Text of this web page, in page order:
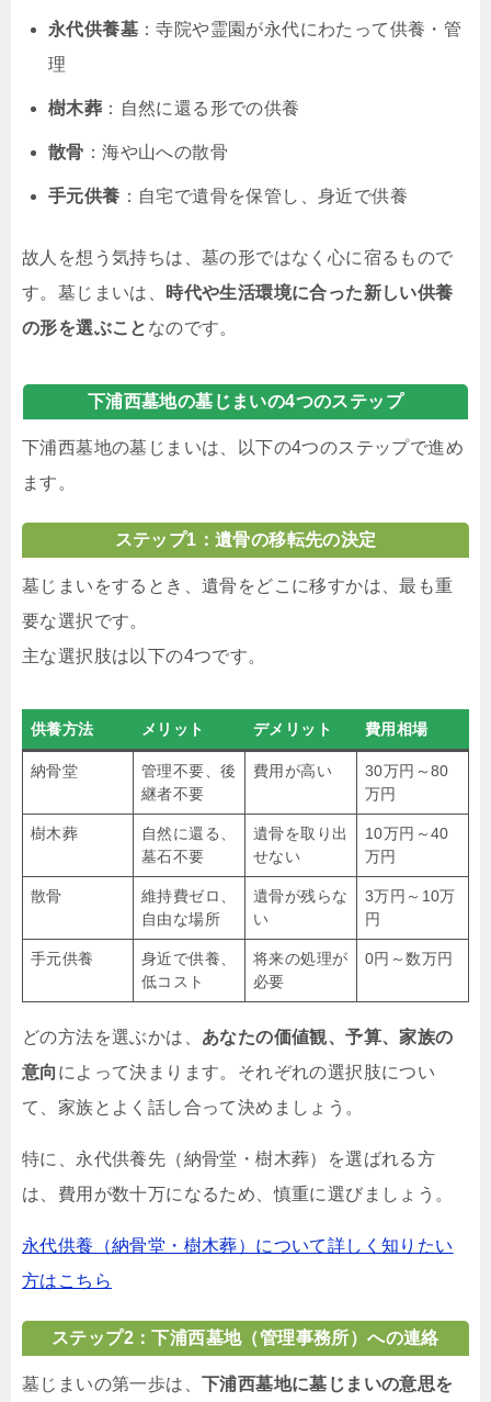
永代供養墓 ：寺院や霊園が永代にわたって供養・管
理
樹木葬 ：自然に還る形での供養
散骨 ：海や山への散骨
手元供養 ：自宅で遺骨を保管し、身近で供養
故人を想う気持ちは、墓の形ではなく心に宿るもので
す。墓じまいは、
時代や生活環境に合った新しい供養
の形を選ぶこと なのです。
下浦西墓地の墓じまいの4つのステップ
下浦西墓地の墓じまいは、以下の4つのステップで進め
ます。
ステップ1：遺骨の移転先の決定
墓じまいをするとき、遺骨をどこに移すかは、最も重
要な選択です。
主な選択肢は以下の4つです。
供養方法 メリット デメリット 費用相場
納骨堂
管理不要、後
継者不要
費用が高い
30万円～80
万円
樹木葬
自然に還る、
墓石不要
遺骨を取り出
せない
10万円～40
万円
散骨
維持費ゼロ、
自由な場所
遺骨が残らな
い
3万円～10万
円
手元供養
身近で供養、
低コスト
将来の処理が
必要
0円～数万円
どの方法を選ぶかは、 あなたの価値観、予算、家族の
意向 によって決まります。それぞれの選択肢につい
て、家族とよく話し合って決めましょう。
特に、永代供養先（納骨堂・樹木葬）を選ばれる方
は、費用が数十万になるため、慎重に選びましょう。
永代供養（納骨堂・樹木葬）について詳しく知りたい
方はこちら
ステップ2：下浦西墓地（管理事務所）への連絡
墓じまいの第一歩は、 下浦西墓地に墓じまいの意思を